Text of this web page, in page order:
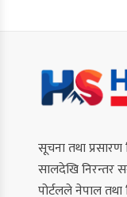
सूचना तथा प्रसारण
सालदेखि निरन्तर
पोर्टलले नेपाल